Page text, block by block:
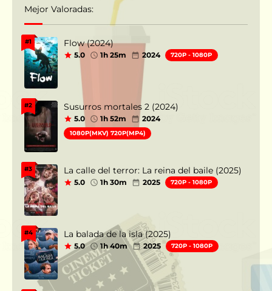
Mejor Valoradas:
#1 Flow (2024)
5.0 1h 25m 2024 720P - 1080P
#2 Susurros mortales 2 (2024)
5.0 1h 52m 2024
1080P(MKV) 720P(MP4)
#3 La calle del terror: La reina del baile (2025)
5.0 1h 30m 2025 720P - 1080P
#4 La balada de la isla (2025)
5.0 1h 40m 2025 720P - 1080P